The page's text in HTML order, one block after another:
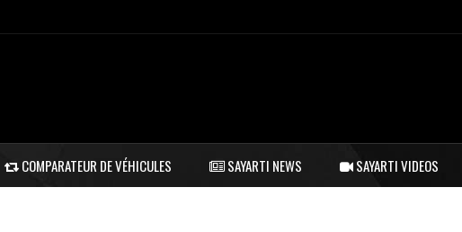
COMPARATEUR DE VÉHICULES SAYARTI NEWS SAYARTI VIDEOS